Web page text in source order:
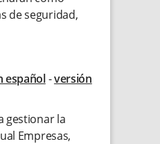
de seguridad,
español-versión
gestionar la
Empresas,